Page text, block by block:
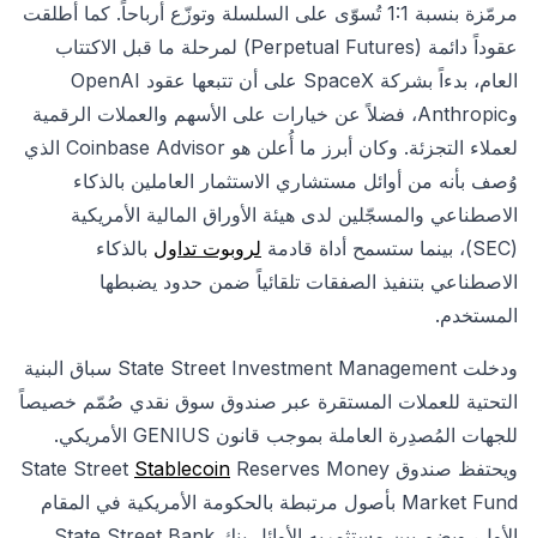
مرمّزة بنسبة 1:1 تُسوّى على السلسلة وتوزّع أرباحاً. كما أطلقت
عقوداً دائمة (Perpetual Futures) لمرحلة ما قبل الاكتتاب
العام، بدءاً بشركة SpaceX على أن تتبعها عقود OpenAI
وAnthropic، فضلاً عن خيارات على الأسهم والعملات الرقمية
لعملاء التجزئة. وكان أبرز ما أُعلن هو Coinbase Advisor الذي
وُصف بأنه من أوائل مستشاري الاستثمار العاملين بالذكاء
الاصطناعي والمسجّلين لدى هيئة الأوراق المالية الأمريكية
(SEC)، بينما ستسمح أداة قادمة
لروبوت تداول بالذكاء
الاصطناعي بتنفيذ الصفقات تلقائياً ضمن حدود يضبطها
المستخدم.
ودخلت State Street Investment Management سباق البنية
التحتية للعملات المستقرة عبر صندوق سوق نقدي صُمّم خصيصاً
للجهات المُصدِرة العاملة بموجب قانون GENIUS الأمريكي.
ويحتفظ صندوق State Street
Stablecoin Reserves Money
Market Fund بأصول مرتبطة بالحكومة الأمريكية في المقام